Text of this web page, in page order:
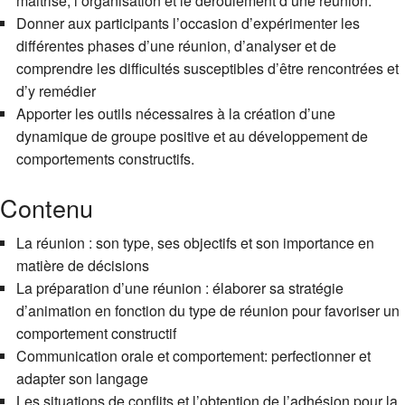
Donner aux participants l’occasion d’expérimenter les
différentes phases d’une réunion, d’analyser et de
comprendre les difficultés susceptibles d’être rencontrées et
d’y remédier
Apporter les outils nécessaires à la création d’une
dynamique de groupe positive et au développement de
comportements constructifs.
Contenu
La réunion : son type, ses objectifs et son importance en
matière de décisions
La préparation d’une réunion : élaborer sa stratégie
d’animation en fonction du type de réunion pour favoriser un
comportement constructif
Communication orale et comportement: perfectionner et
adapter son langage
Les situations de conflits et l’obtention de l’adhésion pour la